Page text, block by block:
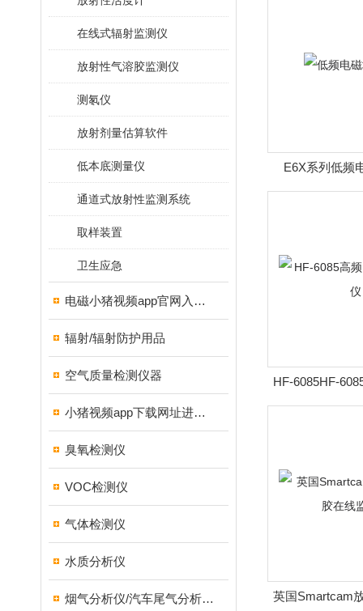
在线式辐射监测仪
放射性气溶胶监测仪
测氡仪
放射剂量估算软件
低本底测量仪
通道式放射性监测系统
取样装置
卫生应急
电磁小猪视频app官网入口ios
辐射/辐射防护用品
空气质量检测仪器
小猪视频app下载网址进入18测试仪
臭氧检测仪
VOC检测仪
气体检测仪
水质分析仪
烟气分析仪/汽车尾气分析仪/转速表/汽车维修检测设备
E6X系列低频
HF-6085HF-
监
英国Smartcam